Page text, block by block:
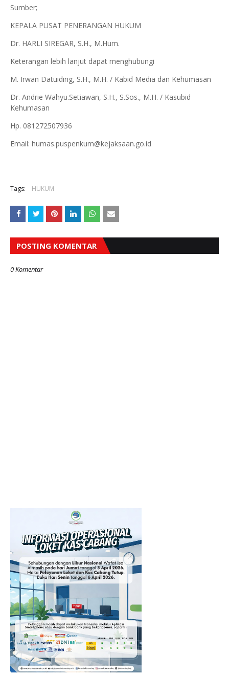
Sumber;
KEPALA PUSAT PENERANGAN HUKUM
Dr. HARLI SIREGAR, S.H., M.Hum.
Keterangan lebih lanjut dapat menghubungi
M. Irwan Datuiding, S.H., M.H. / Kabid Media dan Kehumasan
Dr. Andrie Wahyu.Setiawan, S.H., S.Sos., M.H. / Kasubid
Kehumasan
Hp. 081272507936
Email: humas.puspenkum@kejaksaan.go.id
Tags: HUKUM
POSTING KOMENTAR
0 Komentar